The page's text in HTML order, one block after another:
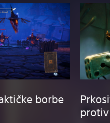
borbe
protiv